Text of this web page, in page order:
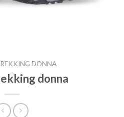
DONNA
donna